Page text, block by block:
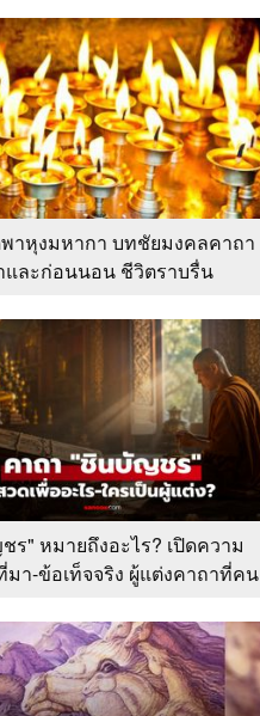
าหุงมหากา บทชัยมงคลคาถา
และก่อนนอน ชีวิตราบรื่น
ร" หมายถึงอะไร? เปิดความ
า-ข้อเท็จจริง ผู้แต่งคาถาที่คน